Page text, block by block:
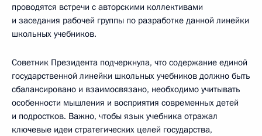
проводятся встречи с авторскими коллективами
и заседания рабочей группы по разработке данной линейки
школьных учебников.
Советник Президента подчеркнула, что содержание единой
государственной линейки школьных учебников должно быть
сбалансировано и взаимосвязано, необходимо учитывать
особенности мышления и восприятия современных детей
и подростков. Важно, чтобы язык учебника отражал
ключевые идеи стратегических целей государства,